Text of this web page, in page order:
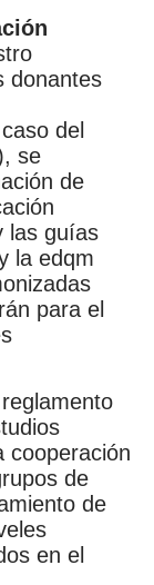
donantes
del
se
de
las guías
la edqm
para el
cooperación
de
de
en el